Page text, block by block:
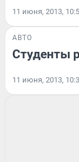
11 июня, 2013,
АВТО
Студенты
11 июня, 2013,